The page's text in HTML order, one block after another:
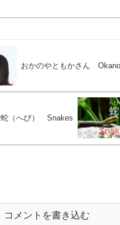
おかのやともかさん
蛇（へび） Snakes
コメントを書き込む